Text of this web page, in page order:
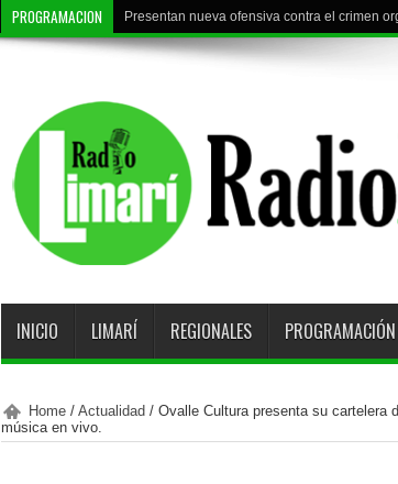
PROGRAMACION Presentan nueva ofensiva contra el crimen
INICIO LIMARÍ REGIONALES PROGRAMACIÓN
Home/ Actualidad / Ovalle Cultura presenta su cartelera
música en vivo.